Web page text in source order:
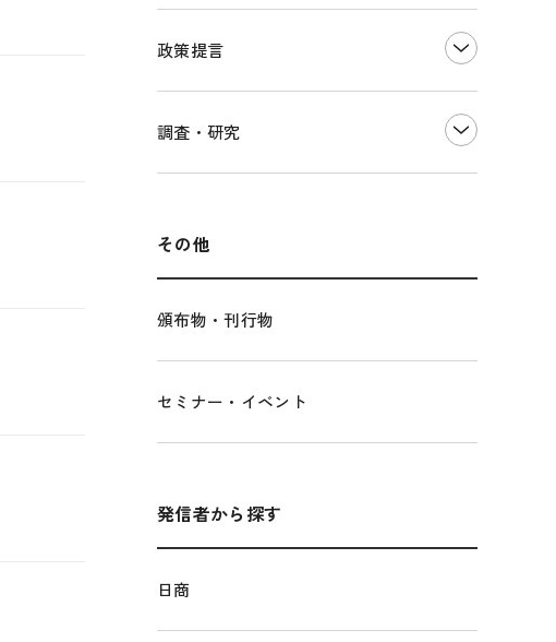
海外展開イニシアティブ
輸出管理体制構築支援
政策提言
国土強靭化・社会基盤整備・震災復興
調査・研究
その他
頒布物・刊行物
セミナー・イベント
発信者から探す
日商